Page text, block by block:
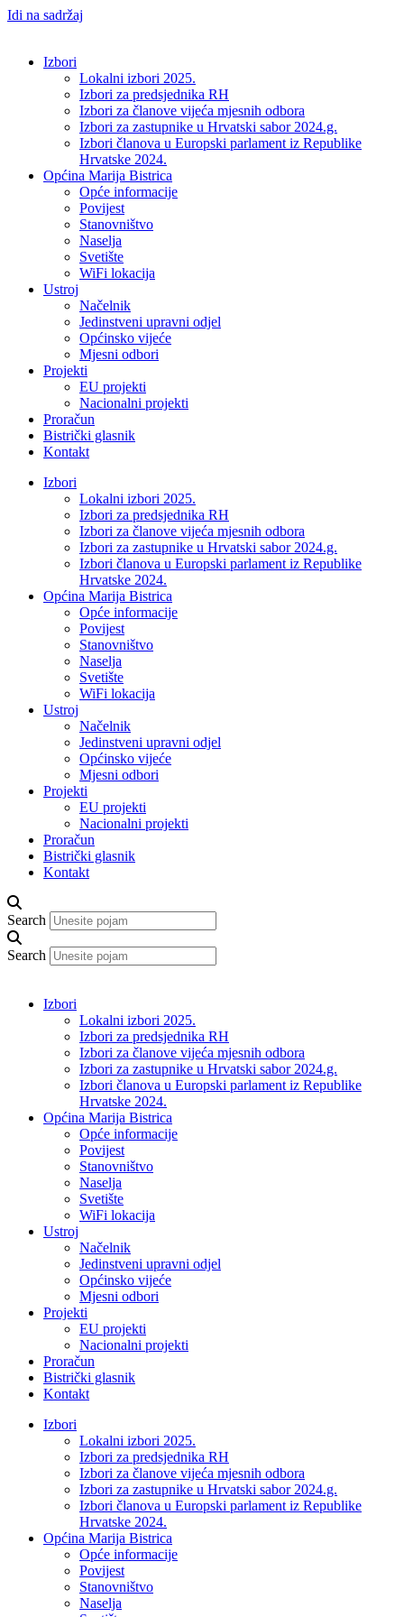
Idi na sadržaj
Izbori
Lokalni izbori 2025.
Izbori za predsjednika RH
Izbori za članove vijeća mjesnih odbora
Izbori za zastupnike u Hrvatski sabor 2024.g.
Izbori članova u Europski parlament iz Republike
Hrvatske 2024.
Općina Marija Bistrica
Opće informacije
Povijest
Stanovništvo
Naselja
Svetište
WiFi lokacija
Ustroj
Načelnik
Jedinstveni upravni odjel
Općinsko vijeće
Mjesni odbori
Projekti
EU projekti
Nacionalni projekti
Proračun
Bistrički glasnik
Kontakt
Izbori
Lokalni izbori 2025.
Izbori za predsjednika RH
Izbori za članove vijeća mjesnih odbora
Izbori za zastupnike u Hrvatski sabor 2024.g.
Izbori članova u Europski parlament iz Republike
Hrvatske 2024.
Općina Marija Bistrica
Opće informacije
Povijest
Stanovništvo
Naselja
Svetište
WiFi lokacija
Ustroj
Načelnik
Jedinstveni upravni odjel
Općinsko vijeće
Mjesni odbori
Projekti
EU projekti
Nacionalni projekti
Proračun
Bistrički glasnik
Kontakt
Search
Search
Izbori
Lokalni izbori 2025.
Izbori za predsjednika RH
Izbori za članove vijeća mjesnih odbora
Izbori za zastupnike u Hrvatski sabor 2024.g.
Izbori članova u Europski parlament iz Republike
Hrvatske 2024.
Općina Marija Bistrica
Opće informacije
Povijest
Stanovništvo
Naselja
Svetište
WiFi lokacija
Ustroj
Načelnik
Jedinstveni upravni odjel
Općinsko vijeće
Mjesni odbori
Projekti
EU projekti
Nacionalni projekti
Proračun
Bistrički glasnik
Kontakt
Izbori
Lokalni izbori 2025.
Izbori za predsjednika RH
Izbori za članove vijeća mjesnih odbora
Izbori za zastupnike u Hrvatski sabor 2024.g.
Izbori članova u Europski parlament iz Republike
Hrvatske 2024.
Općina Marija Bistrica
Opće informacije
Povijest
Stanovništvo
Naselja